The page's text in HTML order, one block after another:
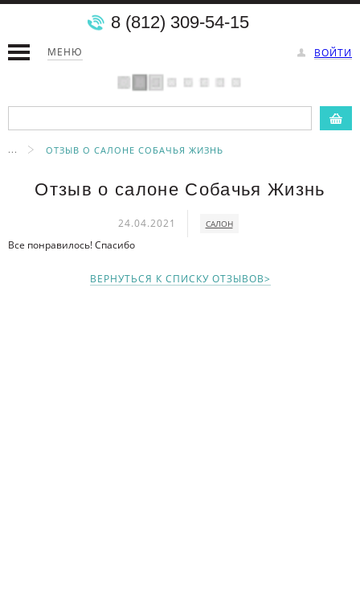
МЕНЮ ВОЙТИ
8 (812) 309-54-15
... ОТЗЫВ О САЛОНЕ СОБАЧЬЯ ЖИЗНЬ
Отзыв о салоне Собачья Жизнь
24.04.2021 САЛОН
Все понравилось! Спасибо
ВЕРНУТЬСЯ К СПИСКУ ОТЗЫВОВ